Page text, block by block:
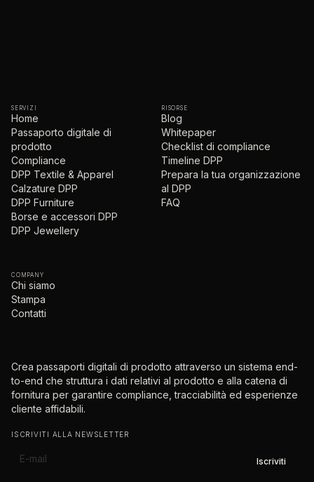
SERVIZI
Home
Passaporto digitale di
prodotto
Compliance
DPP Textile & Apparel
Calzature DPP
DPP Furniture
Borse e accessori DPP
DPP Jewellery
RISORSE
Blog
Whitepaper
Checklist di compliance
Timeline DPP
Prepara la tua organizzazione
al DPP
FAQ
COMPANY
Chi siamo
Stampa
Contatti
Crea passaporti digitali di prodotto attraverso un sistema end-
to-end che struttura i dati relativi al prodotto e alla catena di
fornitura per garantire compliance, tracciabilità ed esperienze
cliente affidabili.
ISCRIVITI ALLA NEWSLETTER